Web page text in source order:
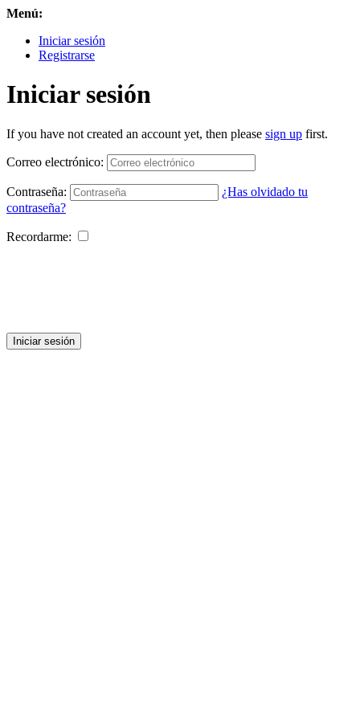
Menú:
Iniciar sesión
Registrarse
Iniciar sesión
If you have not created an account yet, then please sign up first.
Correo electrónico:
Contraseña:
¿Has olvidado tu
contraseña?
Recordarme:
Iniciar sesión